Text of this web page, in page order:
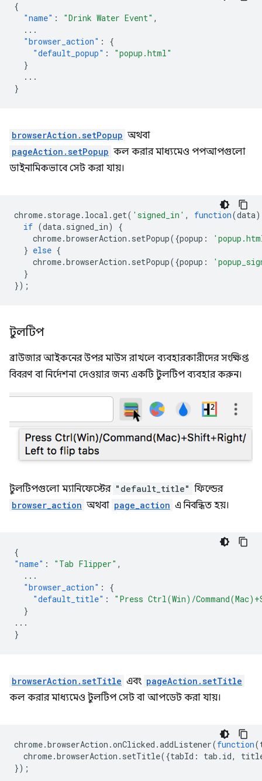
{
"name" : "Drink Water Event" ,
...
"browser_action" :
{
"default_popup" :
"popup.html"
}
...
}
browserAction.setPopup অথবা
pageAction.setPopup কল করার মাধ্যমেও পপআপগুলো
ডাইনামিকভাবে সেট করা যায়।
chrome. storage. local .get( 'signed_in' , function(data)
if (data. signed_in)
{
chrome.browserAction . setPopup({popup :
} else {
chrome.browserAction . setPopup({popup :
}
});
টুলটিপ
ব্রাউজার আইকনের উপর মাউস রাখলে ব্যবহারকারীদের সংক্ষিপ্ত
বিবরণ বা নির্দেশনা দেওয়ার জন্য একটি টুলটিপ ব্যবহার করুন।
টুলটিপগুলো ম্যানিফেস্টের "default_title" ফিল্ডের
browser_action অথবা page_action এ নিবন্ধিত হয়।
{
"name" : "Tab Flipper" ,
...
"browser_action" :
{
"default_title" :
"Press Ctrl(Win)/
}
...
}
browserAction.setTitle এবং pageAction.setTitle
কল করার মাধ্যমেও টুলটিপ সেট বা আপডেট করা যায়।
chrome.browserAction .onClicked .addListener(function(
chrome.browserAction . setTitle({tabId : tab . id,
});